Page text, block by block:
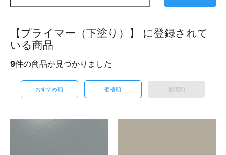
【プライマー（下塗り）】 に登録されて
いる商品
9件の商品が見つかりました
おすすめ順 価格順 新着順